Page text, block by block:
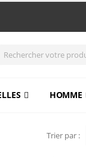
HOMME
Trier par :